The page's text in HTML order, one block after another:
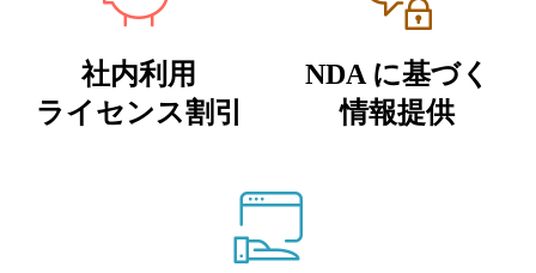
社内利用
ライセンス割引
NDA に基づく
情報提供